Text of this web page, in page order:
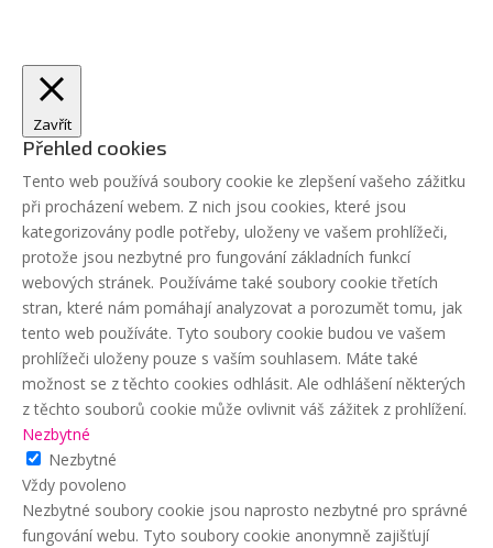
Zavřít
Přehled cookies
Tento web používá soubory cookie ke zlepšení vašeho zážitku
při procházení webem. Z nich jsou cookies, které jsou
kategorizovány podle potřeby, uloženy ve vašem prohlížeči,
protože jsou nezbytné pro fungování základních funkcí
webových stránek. Používáme také soubory cookie třetích
stran, které nám pomáhají analyzovat a porozumět tomu, jak
tento web používáte. Tyto soubory cookie budou ve vašem
prohlížeči uloženy pouze s vaším souhlasem. Máte také
možnost se z těchto cookies odhlásit. Ale odhlášení některých
z těchto souborů cookie může ovlivnit váš zážitek z prohlížení.
Nezbytné
Nezbytné
Vždy povoleno
Nezbytné soubory cookie jsou naprosto nezbytné pro správné
fungování webu. Tyto soubory cookie anonymně zajišťují